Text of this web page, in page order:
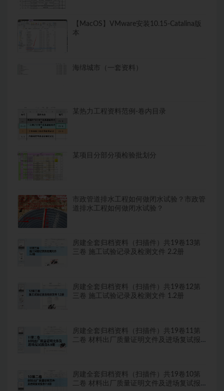
【MacOS】VMware安装10.15-Catalina版
本
海绵城市（一套资料）
某热力工程资料范例-卷内目录
某项目分部分项检验批划分
市政管道排水工程如何做闭水试验？市政管
道排水工程如何做闭水试验？
房建全套归档资料（扫描件）共19卷13第
三卷 施工试验记录及检测文件 2.2册
房建全套归档资料（扫描件）共19卷12第
三卷 施工试验记录及检测文件 1.2册
房建全套归档资料（扫描件）共19卷11第
二卷 材料出厂质量证明文件及进场复试报
房建全套归档资料（扫描件）共19卷10第
二卷 材料出厂质量证明文件及进场复试报